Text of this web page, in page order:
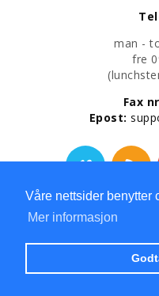
Våre nettsider benytter
Mer informasjon
man -
fre
Fax
​Epost:
Hosted and